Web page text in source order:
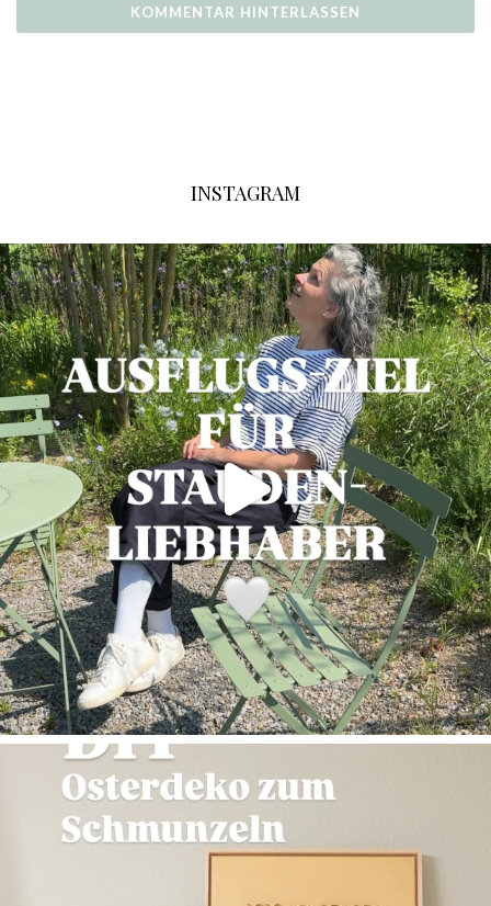
INSTAGRAM